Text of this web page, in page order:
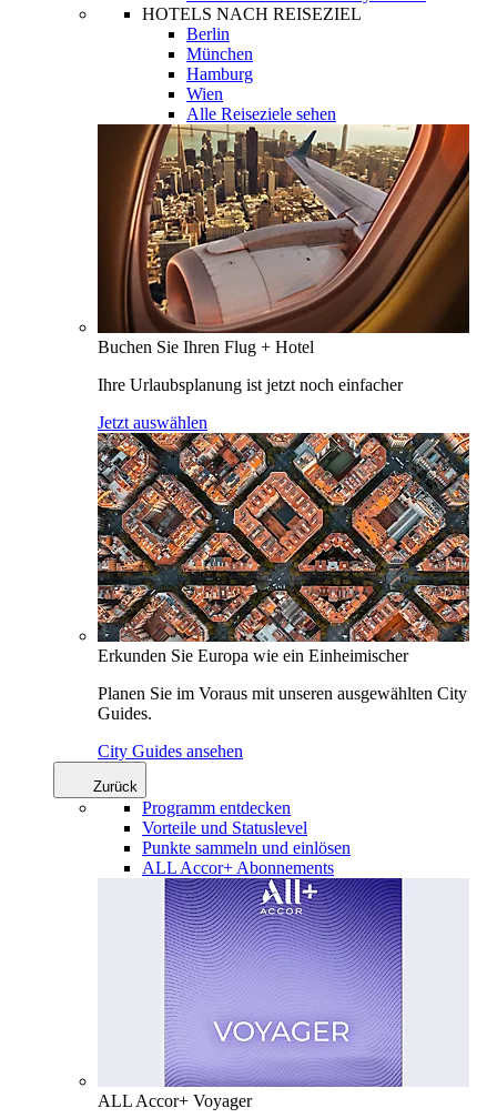
HOTELS NACH REISEZIEL
Berlin
München
Hamburg
Wien
Alle Reiseziele sehen
Buchen Sie Ihren Flug + Hotel
Ihre Urlaubsplanung ist jetzt noch einfacher
Jetzt auswählen
Erkunden Sie Europa wie ein Einheimischer
Planen Sie im Voraus mit unseren ausgewählten City
Guides.
City Guides ansehen
Zurück
Programm entdecken
Vorteile und Statuslevel
Punkte sammeln und einlösen
ALL Accor+ Abonnements
ALL Accor+ Voyager